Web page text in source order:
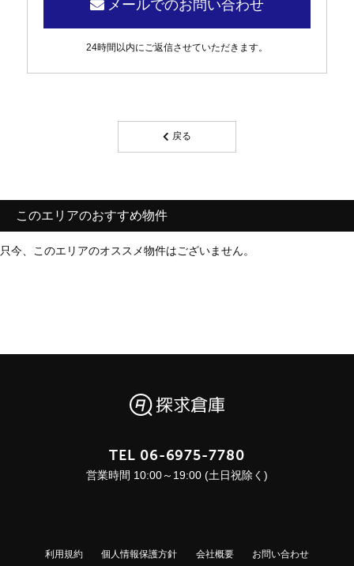
メールでのお問い合わせ
24時間以内にご返信させていただきます。
戻る
このエリアのおすすめ物件
只今、このエリアのオススメ物件はございません。
TEL 06-6975-7780
営業時間 10:00～19:00 (土日祝除く)
利用規約 個人情報保護方針 会社概要 お問い合わせ